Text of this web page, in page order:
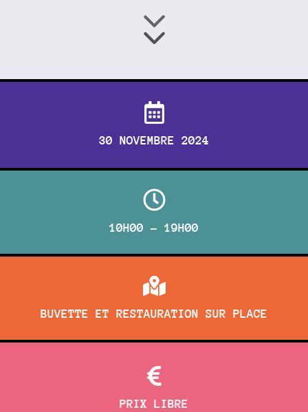
30 NOVEMBRE 2024
10H00 - 19H00
BUVETTE ET RESTAURATION SUR PLACE
PRIX LIBRE